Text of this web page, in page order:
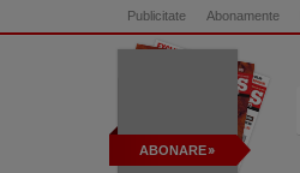
Publicitate Abonamente
ABONARE